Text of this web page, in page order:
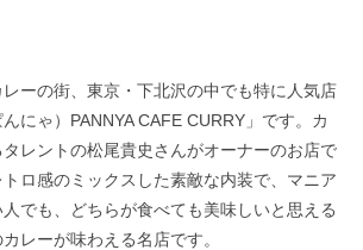
ーの街、東京・下北沢の中でも特に人気店
にゃ）PANNYA CAFE CURRY」です。​カ
レントの松尾貴史さんがオーナーのお店で
ロ感のミックスした素敵な内装で、マニア
でも、どちらが食べても美味しいと思える
レーが味わえる名店です。​